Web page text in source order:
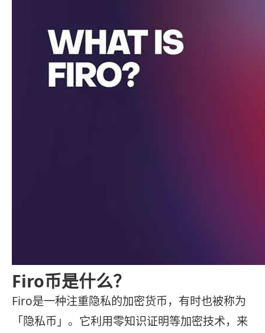
Firo币是什么？
Firo是一种注重隐私的加密货币，有时也被称为
「隐私币」。它利用零知识证明等加密技术，来